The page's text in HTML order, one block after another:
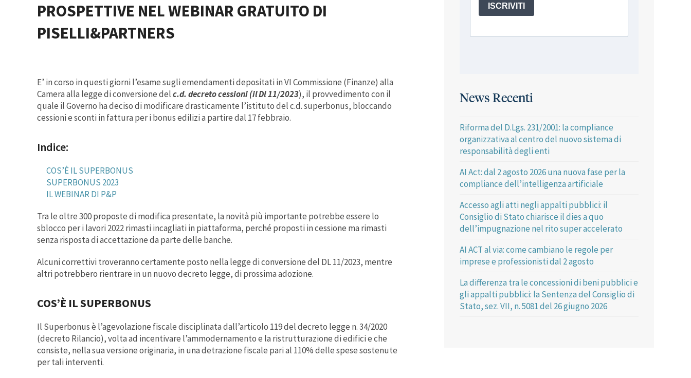
PROSPETTIVE NEL WEBINAR GRATUITO DI
PISELLI&PARTNERS
E’ in corso in questi giorni l’esame sugli emendamenti depositati in VI Commissione (Finanze) alla
Camera alla legge di conversione delc.d. decreto cessioni (il Dl 11/2023), il provvedimento con il
quale il Governo ha deciso di modificare drasticamente l’istituto del c.d. superbonus, bloccando
cessioni e sconti in fattura per i bonus edilizia partire dal 17 febbraio.
Indice:
COS’È IL SUPERBONUS
SUPERBONUS 2023
IL WEBINAR DI P&P
Tra le oltre 300 proposte di modifica presentate, la novità più importante potrebbe essere lo
sblocco per i lavori 2022 rimasti incagliati in piattaforma, perché proposti in cessione ma rimasti
senza risposta di accettazione da parte delle banche.
Alcuni correttivi troveranno certamente posto nella legge di conversione del DL 11/2023, mentre
altri potrebbero rientrare in un nuovo decreto legge, di prossima adozione.
COS’È IL SUPERBONUS
Il Superbonus è l’agevolazione fiscale disciplinata dall’articolo 119 del decreto legge n. 34/2020
(decreto Rilancio), volta ad incentivare l’ammodernamento e la ristrutturazione di edifici e che
consiste, nella sua versione originaria, in una detrazione fiscale pari al 110% delle spese sostenute
per tali interventi.
News Recenti
Riforma del D.Lgs. 231/2001: la compliance
organizzativa al centro del nuovo sistema di
responsabilità degli enti
AI Act: dal 2 agosto 2026 una nuova fase per la
compliance dell’intelligenza artificiale
Accesso agli atti negli appalti pubblici: il
Consiglio di Stato chiarisce il dies a quo
dell’impugnazione nel rito super accelerato
AI ACT al via: come cambiano le regole per
imprese e professionisti dal 2 agosto
La differenza tra le concessioni di beni pubblici e
gli appalti pubblici: la Sentenza del Consiglio di
Stato, sez. VII, n. 5081 del 26 giugno 2026